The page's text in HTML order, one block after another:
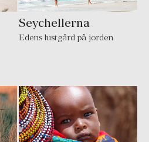
Seychellerna
Edens lustgård på jorden